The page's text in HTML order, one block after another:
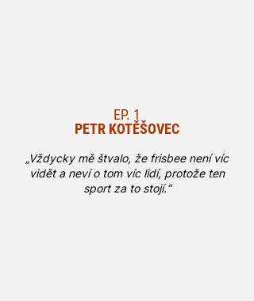
EP. 1
PETR KOTĚŠOVEC
„Vždycky mě štvalo, že frisbee není víc
vidět a neví o tom víc lidí, protože ten
sport za to stojí.“